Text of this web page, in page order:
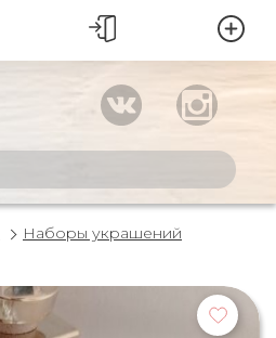
Наборы украшений